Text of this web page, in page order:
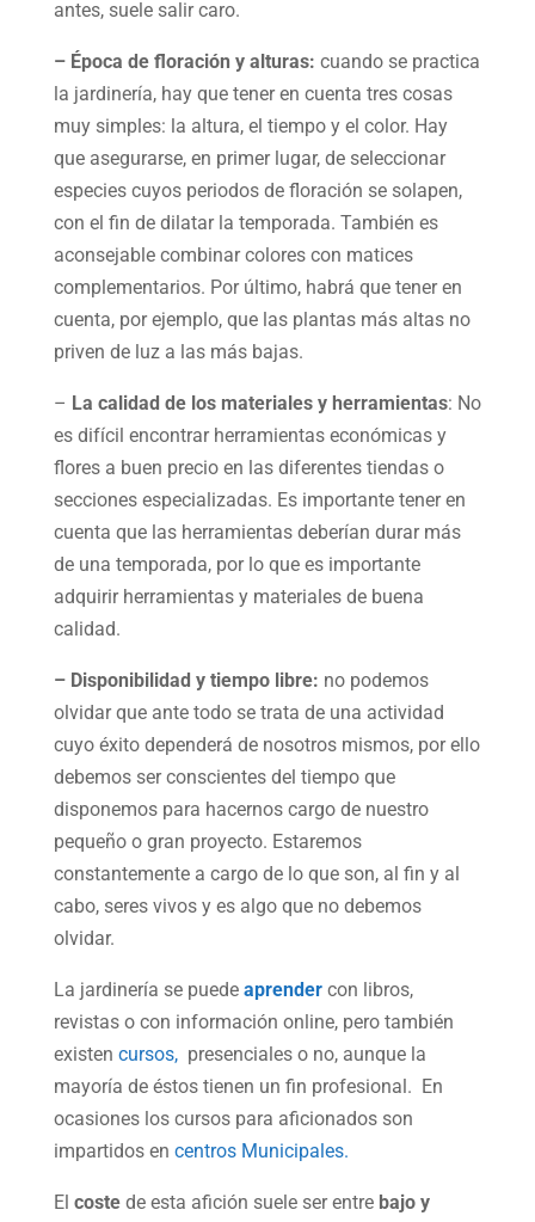
antes, suele salir caro.
– Época de floración y alturas: cuando se practica
la jardinería, hay que tener en cuenta tres cosas
muy simples: la altura, el tiempo y el color. Hay
que asegurarse, en primer lugar, de seleccionar
especies cuyos periodos de floración se solapen,
con el fin de dilatar la temporada. También es
aconsejable combinar colores con matices
complementarios. Por último, habrá que tener en
cuenta, por ejemplo, que las plantas más altas no
priven de luz a las más bajas.
– La calidad de los materiales y herramientas: No
es difícil encontrar herramientas económicas y
flores a buen precio en las diferentes tiendas o
secciones especializadas. Es importante tener en
cuenta que las herramientas deberían durar más
de una temporada, por lo que es importante
adquirir herramientas y materiales de buena
calidad.
– Disponibilidad y tiempo libre: no podemos
olvidar que ante todo se trata de una actividad
cuyo éxito dependerá de nosotros mismos, por ello
debemos ser conscientes del tiempo que
disponemos para hacernos cargo de nuestro
pequeño o gran proyecto. Estaremos
constantemente a cargo de lo que son, al fin y al
cabo, seres vivos y es algo que no debemos
olvidar.
La jardinería se puede aprendercon libros,
revistas o con información online, pero también
existen cursos,presenciales o no, aunque la
mayoría de éstos tienen un fin profesional. En
ocasiones los cursos para aficionados son
impartidos en centros Municipales.
El coste de esta afición suele ser entre bajo y